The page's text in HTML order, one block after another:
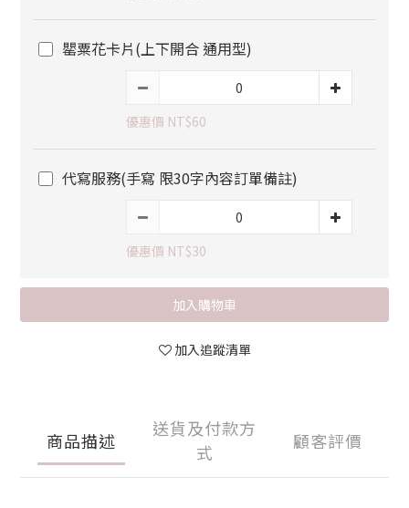
罌粟花卡片(上下開合 通用型)
優惠價 NT$60
代寫服務(手寫 限30字內容訂單備註)
優惠價 NT$30
加入購物車
加入追蹤清單
商品描述
送貨及付款方
式
顧客評價